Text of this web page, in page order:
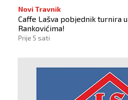
Novi Travnik
Caffe Lašva pobjednik turnira u
Rankovićima!
Prije 5 sati